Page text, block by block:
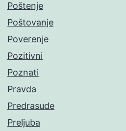
Poštenje
Poštovanje
Poverenje
Pozitivni
Poznati
Pravda
Predrasude
Preljuba